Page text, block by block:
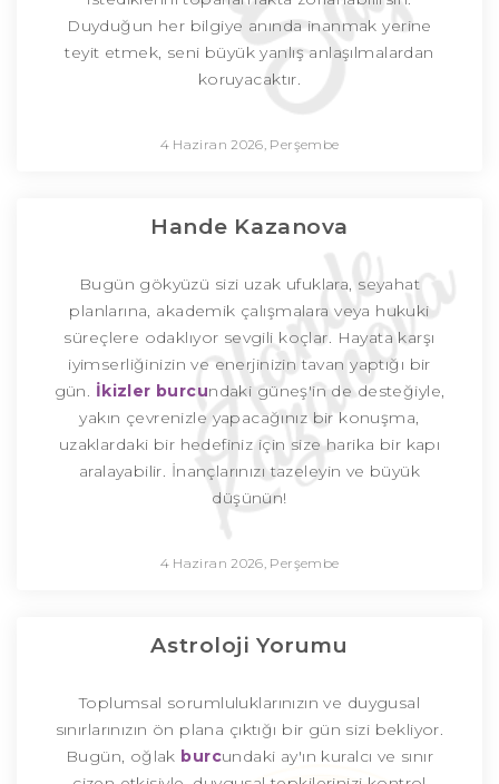
Duyduğun her bilgiye anında inanmak yerine
teyit etmek, seni büyük yanlış anlaşılmalardan
koruyacaktır.
4 Haziran 2026, Perşembe
Hande Kazanova
Bugün gökyüzü sizi uzak ufuklara, seyahat
planlarına, akademik çalışmalara veya hukuki
süreçlere odaklıyor sevgili koçlar. Hayata karşı
iyimserliğinizin ve enerjinizin tavan yaptığı bir
gün. İkizler burcundaki güneş'in de desteğiyle,
yakın çevrenizle yapacağınız bir konuşma,
uzaklardaki bir hedefiniz için size harika bir kapı
aralayabilir. İnançlarınızı tazeleyin ve büyük
düşünün!
4 Haziran 2026, Perşembe
Astroloji Yorumu
Toplumsal sorumluluklarınızın ve duygusal
sınırlarınızın ön plana çıktığı bir gün sizi bekliyor.
Bugün, oğlak burcundaki ay'ın kuralcı ve sınır